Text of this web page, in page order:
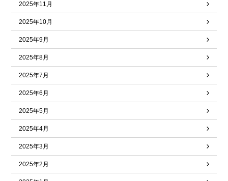
2025年11月
2025年10月
2025年9月
2025年8月
2025年7月
2025年6月
2025年5月
2025年4月
2025年3月
2025年2月